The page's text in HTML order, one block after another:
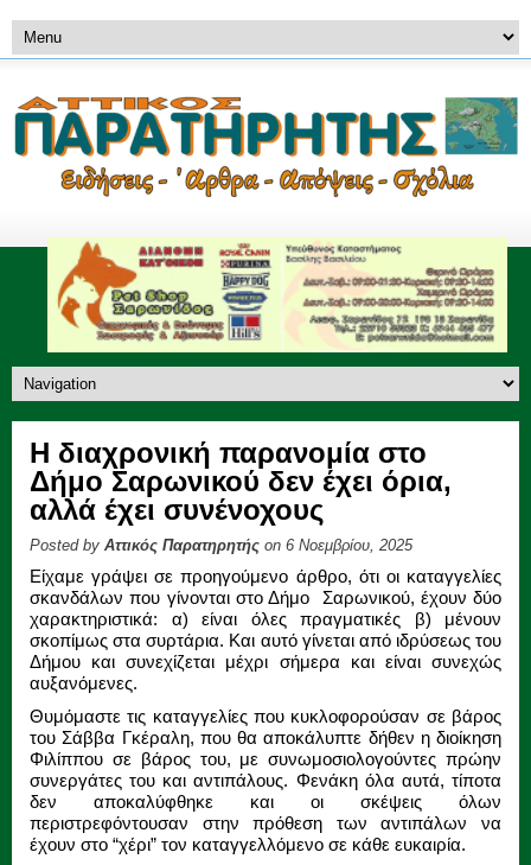
Η διαχρονική παρανομία στο
Δήμο Σαρωνικού δεν έχει όρια,
αλλά έχει συνένοχους
Posted by Αττικός Παρατηρητής on 6 Νοεμβρίου, 2025
Είχαμε γράψει σε προηγούμενο άρθρο, ότι οι καταγγελίες
σκανδάλων που γίνονται στο Δήμο Σαρωνικού, έχουν δύο
χαρακτηριστικά: α) είναι όλες πραγματικές β) μένουν
σκοπίμως στα συρτάρια. Και αυτό γίνεται από ιδρύσεως του
Δήμου και συνεχίζεται μέχρι σήμερα και είναι συνεχώς
αυξανόμενες.
Θυμόμαστε τις καταγγελίες που κυκλοφορούσαν σε βάρος
του Σάββα Γκέραλη, που θα αποκάλυπτε δήθεν η διοίκηση
Φιλίππου σε βάρος του, με συνωμοσιολογούντες πρώην
συνεργάτες του και αντιπάλους. Φενάκη όλα αυτά, τίποτα
δεν αποκαλύφθηκε και οι σκέψεις όλων
περιστρεφόντουσαν στην πρόθεση των αντιπάλων να
έχουν στο “χέρι” τον καταγγελλόμενο σε κάθε ευκαιρία.